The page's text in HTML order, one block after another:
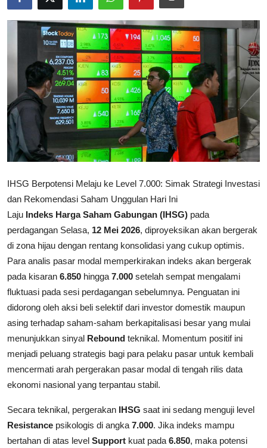
Rekomendasi
IHSG Berpotensi Melaju ke Level 7.000: Simak Strategi Investasi
dan Rekomendasi Saham Unggulan Hari Ini
Laju Indeks Harga Saham Gabungan (IHSG) pada
perdagangan Selasa, 12 Mei 2026, diproyeksikan akan bergerak
di zona hijau dengan rentang konsolidasi yang cukup optimis.
Para analis pasar modal memperkirakan indeks akan bergerak
pada kisaran 6.850 hingga 7.000 setelah sempat mengalami
fluktuasi pada sesi perdagangan sebelumnya. Penguatan ini
didorong oleh aksi beli selektif dari investor domestik maupun
asing terhadap saham-saham berkapitalisasi besar yang mulai
menunjukkan sinyal Rebound teknikal. Momentum positif ini
menjadi peluang strategis bagi para pelaku pasar untuk kembali
mencermati arah pergerakan pasar modal di tengah rilis data
ekonomi nasional yang terpantau stabil.
Secara teknikal, pergerakan IHSG saat ini sedang menguji level
Resistance psikologis di angka 7.000. Jika indeks mampu
bertahan di atas level Support kuat pada 6.850, maka potensi